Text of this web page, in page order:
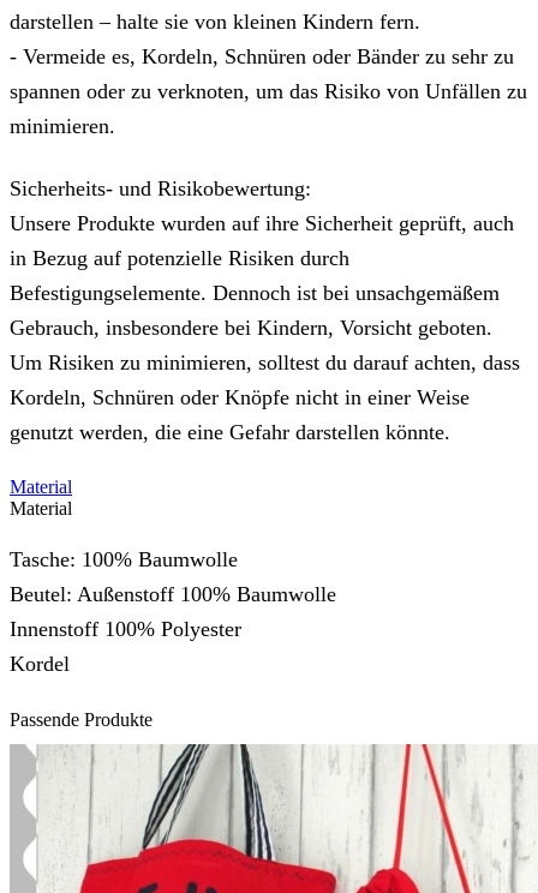
darstellen – halte sie von kleinen Kindern fern.
- Vermeide es, Kordeln, Schnüren oder Bänder zu sehr zu
spannen oder zu verknoten, um das Risiko von Unfällen zu
minimieren.
Sicherheits- und Risikobewertung:
Unsere Produkte wurden auf ihre Sicherheit geprüft, auch
in Bezug auf potenzielle Risiken durch
Befestigungselemente. Dennoch ist bei unsachgemäßem
Gebrauch, insbesondere bei Kindern, Vorsicht geboten.
Um Risiken zu minimieren, solltest du darauf achten, dass
Kordeln, Schnüren oder Knöpfe nicht in einer Weise
genutzt werden, die eine Gefahr darstellen könnte.
Material
Material
Tasche: 100% Baumwolle
Beutel: Außenstoff 100% Baumwolle
Innenstoff 100% Polyester
Kordel
Passende Produkte